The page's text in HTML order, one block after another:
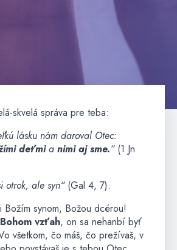
skvelá správa pre teba:
lásku nám daroval Otec:
deťmia nimi aj sme.“ (1 Jn
otrok, ale syn“(Gal 4, 7).
Božím synom, Božou dcérou!
vzťah, on sa nehanbí byť
všetkom, čo máš, čo prežívaš, v